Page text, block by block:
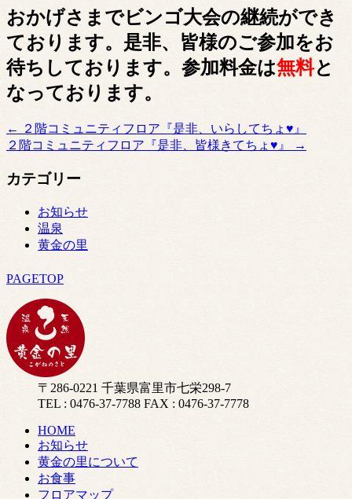
おかげさまでビンゴ大会の継続ができ
ております。是非、皆様のご参加をお
待ちしております。参加料金は無料と
なっております。
←
２階コミュニティフロア『是非、いらしてちょ♥』
２階コミュニティフロア『是非、皆様きてちょ♥』
→
カテゴリー
お知らせ
温泉
黄金の里
PAGETOP
〒286-0221 千葉県富里市七栄298-7
TEL : 0476-37-7788 FAX : 0476-37-7778
HOME
お知らせ
黄金の里について
お食事
フロアマップ